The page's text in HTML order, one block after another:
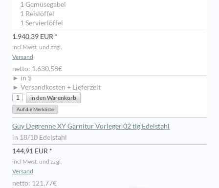
1 Gemüsegabel
1 Reislöffel
1 Servierlöffel
1.940,39 EUR *
incl Mwst. und zzgl.
Versand
netto: 1.630,58€
► in $
► Versandkosten + Lieferzeit
Guy Degrenne XY Garnitur Vorleger 02 tlg Edelstahl
in 18/10 Edelstahl
144,91 EUR *
incl Mwst. und zzgl.
Versand
netto: 121,77€